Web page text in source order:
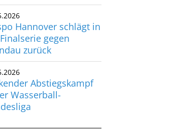
Hannover schlägt in
gegen
zurück
Abstiegskampf
Wasserball-